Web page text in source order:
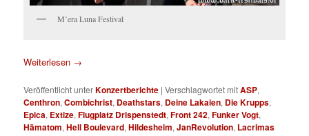
M’era Luna Festival
Weiterlesen →
Veröffentlicht unterKonzertberichte |Verschlagwortet mitASP,
Centhron,Combichrist, Deathstars, Deine Lakaien, Die Krupps,
Epica, Extize,Flugplatz Drispenstedt,Front 242,Funker Vogt,
Hämatom,Hell Boulevard,Hildesheim,JanRevolution, Lacrimas